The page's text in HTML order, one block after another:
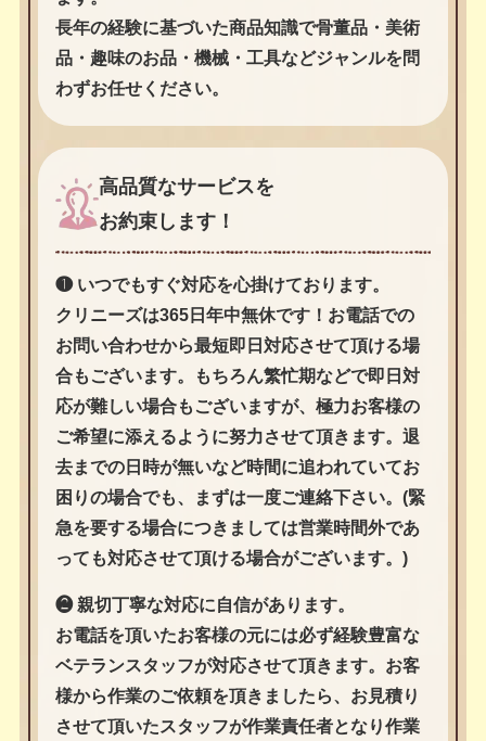
長年の経験に基づいた商品知識で骨董品・美術
品・趣味のお品・機械・工具などジャンルを問
わずお任せください。
高品質なサービスを
お約束します！
❶ いつでもすぐ対応を心掛けております。
クリニーズは365日年中無休です！お電話での
お問い合わせから最短即日対応させて頂ける場
合もございます。もちろん繁忙期などで即日対
応が難しい場合もございますが、極力お客様の
ご希望に添えるように努力させて頂きます。退
去までの日時が無いなど時間に追われていてお
困りの場合でも、まずは一度ご連絡下さい。(緊
急を要する場合につきましては営業時間外であ
っても対応させて頂ける場合がございます。)
❷ 親切丁寧な対応に自信があります。
お電話を頂いたお客様の元には必ず経験豊富な
ベテランスタッフが対応させて頂きます。お客
様から作業のご依頼を頂きましたら、お見積り
させて頂いたスタッフが作業責任者となり作業